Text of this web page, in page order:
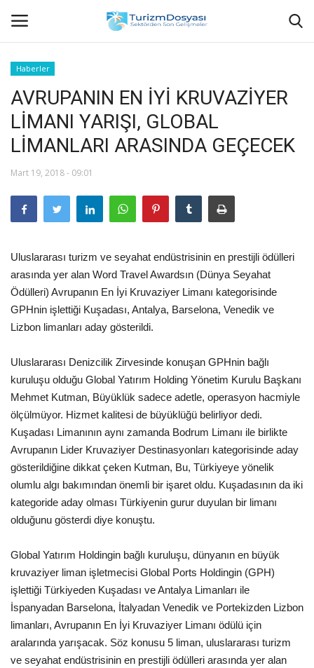
Anasayfa
Bize Ulaşın
Künye
Halil ÖNCÜ kimdir?
Haberler
Görüntülü
Lezzet Durakları
Röportajlar
Gezi - Yorum
Sizlerden Gelenler
Yorumlar
Video Tanıtım
Köşe Yazarları
Galeri
Haberler
AVRUPANIN EN İYİ KRUVAZİYER
LİMANI YARIŞI, GLOBAL
LİMANLARI ARASINDA GEÇECEK
Mart 19, 2018 - 09:01
Uluslararası turizm ve seyahat endüstrisinin en prestijli ödülleri
arasında yer alan Word Travel Awardsın (Dünya Seyahat
Ödülleri) Avrupanın En İyi Kruvaziyer Limanı kategorisinde
GPHnin işlettiği Kuşadası, Antalya, Barselona, Venedik ve
Lizbon limanları aday gösterildi.
Uluslararası Denizcilik Zirvesinde konuşan GPHnin bağlı
kuruluşu olduğu Global Yatırım Holding Yönetim Kurulu Başkanı
Mehmet Kutman, Büyüklük sadece adetle, operasyon hacmiyle
ölçülmüyor. Hizmet kalitesi de büyüklüğü belirliyor dedi.
Kuşadası Limanının aynı zamanda Bodrum Limanı ile birlikte
Avrupanın Lider Kruvaziyer Destinasyonları kategorisinde aday
gösterildiğine dikkat çeken Kutman, Bu, Türkiyeye yönelik
olumlu algı bakımından önemli bir işaret oldu. Kuşadasının da iki
kategoride aday olması Türkiyenin gurur duyulan bir limanı
olduğunu gösterdi diye konuştu.
Global Yatırım Holdingin bağlı kuruluşu, dünyanın en büyük
kruvaziyer liman işletmecisi Global Ports Holdingin (GPH)
işlettiği Türkiyeden Kuşadası ve Antalya Limanları ile
İspanyadan Barselona, İtalyadan Venedik ve Portekizden Lizbon
limanları, Avrupanın En İyi Kruvaziyer Limanı ödülü için
aralarında yarışacak. Söz konusu 5 liman, uluslararası turizm
ve seyahat endüstrisinin en prestijli ödülleri arasında yer alan